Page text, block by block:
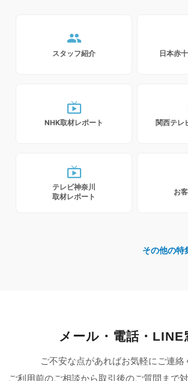
people
スタッフ紹介 日本赤
live_tv
NHK取材レポート 関西テレ
live_tv
テレビ神奈川
取材レポート
お
その他の特
メール・電話・LINE
ご不安な点があればお気軽にご連絡
ご利用前のご相談から取引後のご質問まで